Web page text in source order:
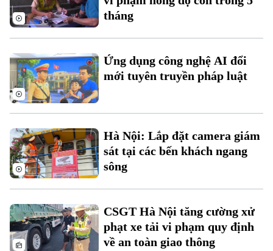
Theo dõi Hà Nội On
tháng
Ứng dụng công nghệ AI đổi
mới tuyên truyền pháp luật
Hà Nội: Lắp đặt camera giám
sát tại các bến khách ngang
sông
CSGT Hà Nội tăng cường xử
phạt xe tải vi phạm quy định
về an toàn giao thông